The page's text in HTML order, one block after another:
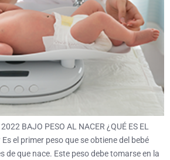
BAJO PESO AL NACER ¿QUÉ ES EL
Es el primer peso que se obtiene del bebé
de que nace. Este peso debe tomarse en la